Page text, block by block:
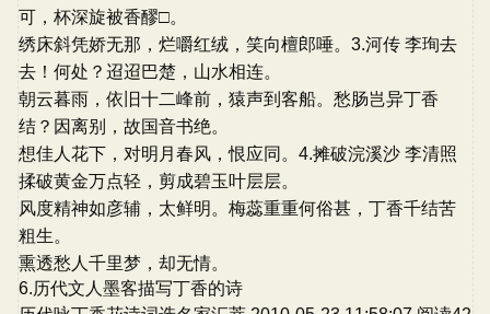
可，杯深旋被香醪□。
绣床斜凭娇无那，烂嚼红绒，笑向檀郎唾。3.河传 李珣去
去！何处？迢迢巴楚，山水相连。
朝云暮雨，依旧十二峰前，猿声到客船。愁肠岂异丁香
结？因离别，故国音书绝。
想佳人花下，对明月春风，恨应同。4.摊破浣溪沙 李清照
揉破黄金万点轻，剪成碧玉叶层层。
风度精神如彦辅，太鲜明。梅蕊重重何俗甚，丁香千结苦
粗生。
熏透愁人千里梦，却无情。
6.历代文人墨客描写丁香的诗